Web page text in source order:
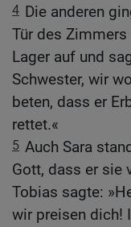
4 Die anderen
Tür des
Lager auf und
Schwester, wir
beten, dass er
rettet.«
5 Auch Sara
Gott, dass er sie
Tobias sagte:
wir preisen dich!